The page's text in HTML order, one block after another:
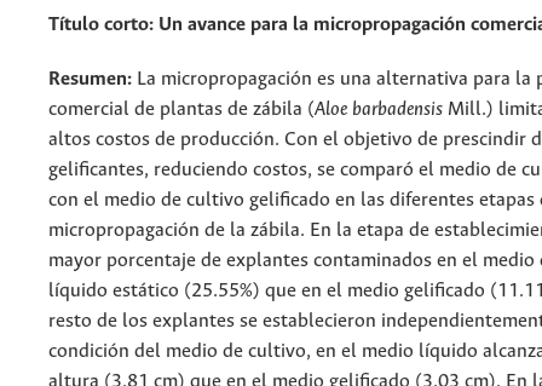
Título corto: Un avance para la micropropagación
Resumen: La micropropagación es una alternativa para la
comercial de plantas de zábila (Aloe barbadensis Mill.)
altos costos de producción. Con el objetivo de prescindir
gelificantes, reduciendo costos, se comparó el medio de
con el medio de cultivo gelificado en las diferentes etapas
micropropagación de la zábila. En la etapa de
mayor porcentaje de explantes contaminados en el
líquido estático (25.55%) que en el medio gelificado
resto de los explantes se establecieron
condición del medio de cultivo, en el medio líquido
altura (3.81 cm) que en el medio gelificado (3.03 cm). En